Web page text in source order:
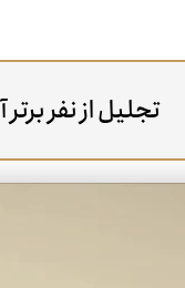
تجلیل از نفر